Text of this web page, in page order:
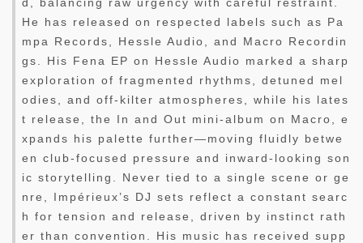
He has released on respected labels such as Pa
mpa Records, Hessle Audio, and Macro Recordin
gs. His Fena EP on Hessle Audio marked a sharp
exploration of fragmented rhythms, detuned mel
odies, and off-kilter atmospheres, while his lates
t release, the In and Out mini-album on Macro, e
xpands his palette further—moving fluidly betwe
en club-focused pressure and inward-looking son
ic storytelling. Never tied to a single scene or ge
nre, Impérieux’s DJ sets reflect a constant searc
h for tension and release, driven by instinct rath
er than convention. His music has received supp